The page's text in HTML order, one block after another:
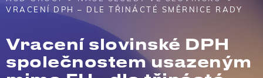
VRACENÍ DPH – DLE TŘINÁCTÉ SMĚRNICE RADY
Vracení slovinské DPH
společnostem usazeným